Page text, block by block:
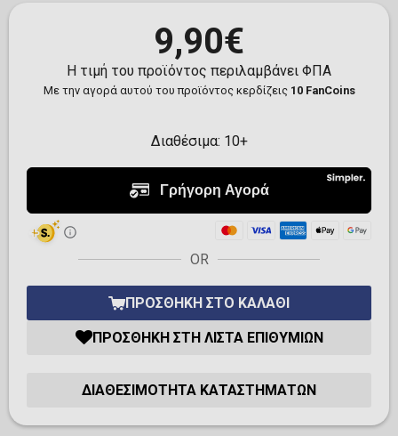
9,90€
Η τιμή του προϊόντος περιλαμβάνει ΦΠΑ
Με την αγορά αυτού του προϊόντος κερδίζεις 10 FanCoins
Διαθέσιμα: 10+
OR
ΠΡΟΣΘΉΚΗ ΣΤΟ ΚΑΛΆΘΙ
ΠΡΟΣΘΉΚΗ ΣΤΗ ΛΊΣΤΑ ΕΠΙΘΥΜΙΏΝ
ΔΙΑΘΕΣΙΜΌΤΗΤΑ ΚΑΤΑΣΤΗΜΆΤΩΝ